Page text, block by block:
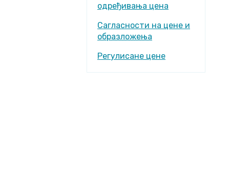
одређивања цена
Сагласности на цене и
образложења
Регулисане цене